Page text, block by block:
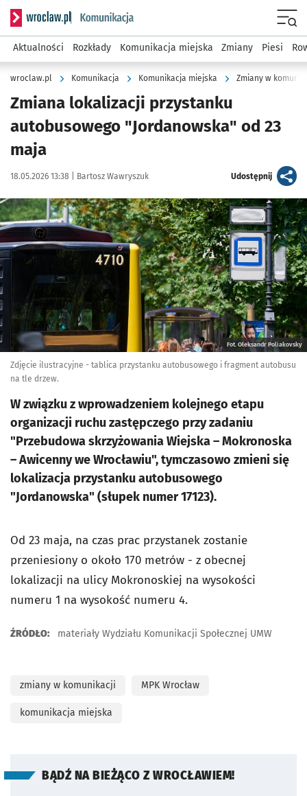
Serwis informacyjny wroclaw.pl podserwis: Komunikacja
Aktualności Rozkłady Komunikacja miejska Zmiany Piesi
wroclaw.pl Komunikacja Komunikacja miejska Zmiany w
Zmiana lokalizacji przystanku
autobusowego "Jordanowska" od 23
maja
Data publikacji:
18.05.2026 13:38 | Autor:
Bartosz Wawryszuk Udostępnijartykuł
Kliknij, aby powiększyć
Fot. Oleksandr Poliakovsky
Zdjęcie ilustracyjne - tablica przystanku autobusowego i fragment autobusu
na tle drzew.
W związku z wprowadzeniem kolejnego etapu
organizacji ruchu zastępczego przy zadaniu
"Przebudowa skrzyżowania Wiejska – Mokronoska
– Awicenny we Wrocławiu", tymczasowo zmieni się
lokalizacja przystanku autobusowego
"Jordanowska" (słupek numer 17123).
Od 23 maja, na czas prac przystanek zostanie
przeniesiony o około 170 metrów - z obecnej
lokalizacji na ulicy Mokronoskiej na wysokości
numeru 1 na wysokość numeru 4.
ŹRÓDŁO: materiały Wydziału Komunikacji Społecznej UMW
zmiany w komunikacji MPK Wrocław
komunikacja miejska
BĄDŹ NA BIEŻĄCO Z WROCŁAWIEM!